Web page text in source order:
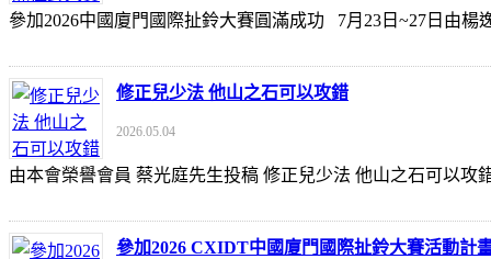
參加2026中國廈門國際扯鈴大賽圓滿成功 7月23日~27日由
修正兒少法 他山之石可以攻錯
2026.05.04
由本會榮譽會員 蔡光庭先生投稿 修正兒少法 他山之石可以攻
參加2026 CXIDT中國廈門國際扯鈴大賽活動計